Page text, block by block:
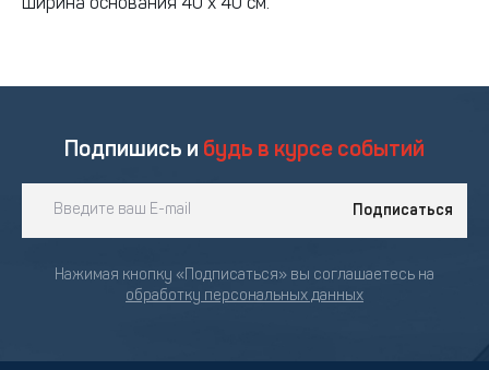
ширина основания 40 х 40 см.
Подпишись и будь в курсе событий
Подписаться
Нажимая кнопку «Подписаться» вы соглашаетесь на
обработку персональных данных